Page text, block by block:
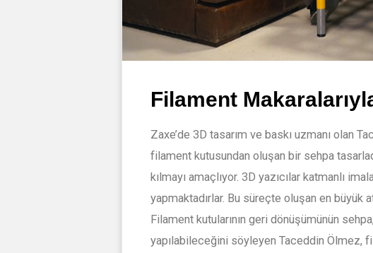
Filament
Zaxe’de 3D tasarım ve baskı uzmanı olan
filament kutusundan oluşan bir sehpa
kılmayı amaçlıyor. 3D yazıcılar katmanlı
yapmaktadırlar. Bu süreçte oluşan en büyük
Filament kutularının geri dönüşümünün
yapılabileceğini söyleyen Taceddin Ölmez,